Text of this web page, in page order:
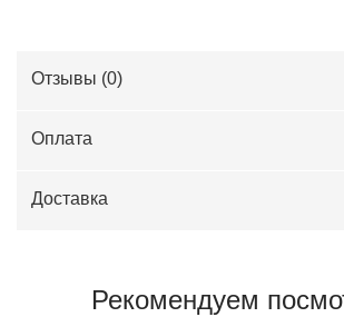
Отзывы (0)
Оплата
Доставка
Рекомендуем